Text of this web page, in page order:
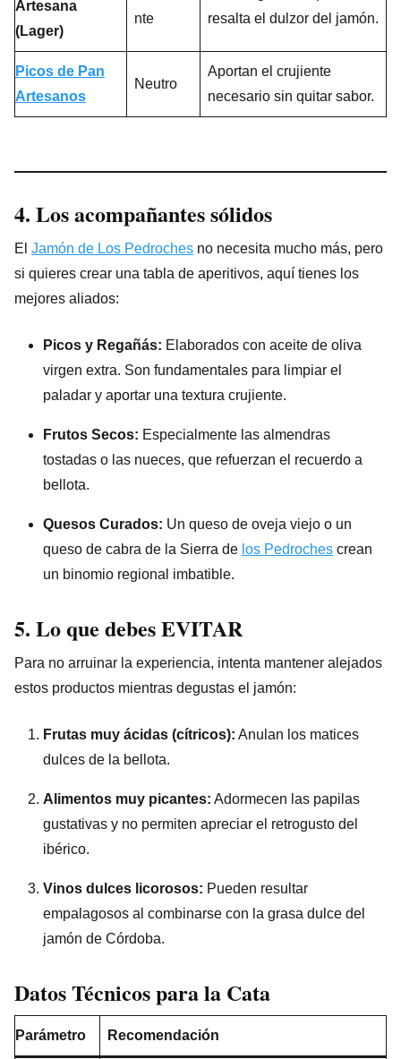
Artesana
(Lager)
nte
resalta el dulzor del jamón.
Picos de Pan
Artesanos
Neutro
Aportan el crujiente
necesario sin quitar sabor.
4. Los acompañantes sólidos
El Jamón de Los Pedroches no necesita mucho más, pero
si quieres crear una tabla de aperitivos, aquí tienes los
mejores aliados:
Picos y Regañás: Elaborados con aceite de oliva
virgen extra. Son fundamentales para limpiar el
paladar y aportar una textura crujiente.
Frutos Secos: Especialmente las almendras
tostadas o las nueces, que refuerzan el recuerdo a
bellota.
Quesos Curados: Un queso de oveja viejo o un
queso de cabra de la Sierra de los Pedroches crean
un binomio regional imbatible.
5. Lo que debes EVITAR
Para no arruinar la experiencia, intenta mantener alejados
estos productos mientras degustas el jamón:
Frutas muy ácidas (cítricos): Anulan los matices
dulces de la bellota.
Alimentos muy picantes: Adormecen las papilas
gustativas y no permiten apreciar el retrogusto del
ibérico.
Vinos dulces licorosos: Pueden resultar
empalagosos al combinarse con la grasa dulce del
jamón de Córdoba.
Datos Técnicos para la Cata
Parámetro Recomendación